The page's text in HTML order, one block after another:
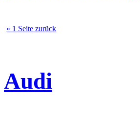
« 1 Seite zurück
Audi